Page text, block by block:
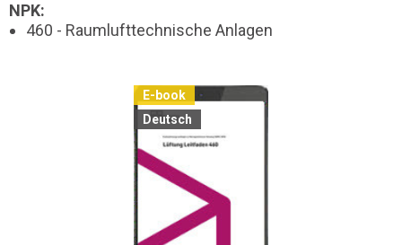
NPK:
460 - Raumlufttechnische Anlagen
E-book
Deutsch